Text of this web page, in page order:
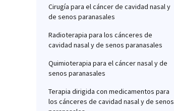
Cirugía para el cáncer de cavidad nasal y
de senos paranasales
Radioterapia para los cánceres de
cavidad nasal y de senos paranasales
Quimioterapia para el cáncer nasal y de
senos paranasales
Terapia dirigida con medicamentos para
los cánceres de cavidad nasal y de senos